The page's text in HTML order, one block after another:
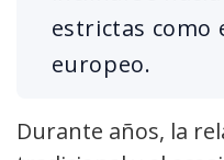
estrictas como
europeo.
Durante años, la